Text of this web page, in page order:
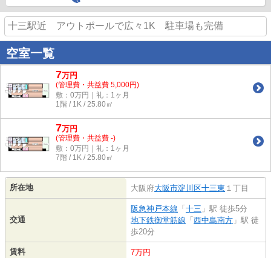
十三駅近 アウトポールで広々1K 駐車場も完備
空室一覧
7万円
(管理費・共益費 5,000円)
敷：0万円｜礼：1ヶ月
1階 / 1K / 25.80㎡
7万円
(管理費・共益費 -)
敷：0万円｜礼：1ヶ月
7階 / 1K / 25.80㎡
所在地 大阪府大阪市淀川区十三東 １丁目
交通
阪急神戸本線 「 十三 」駅 徒歩5分
地下鉄御堂筋線 「 西中島南方 」駅 徒
歩20分
賃料 7万円